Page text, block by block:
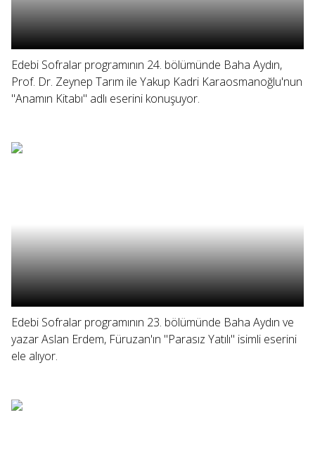
Edebi Sofralar programının 24. bölümünde Baha Aydın,
Prof. Dr. Zeynep Tarım ile Yakup Kadri Karaosmanoğlu'nun
"Anamın Kitabı" adlı eserini konuşuyor.
Edebi Sofralar programının 23. bölümünde Baha Aydın ve
yazar Aslan Erdem, Füruzan'ın "Parasız Yatılı" isimli eserini
ele alıyor.